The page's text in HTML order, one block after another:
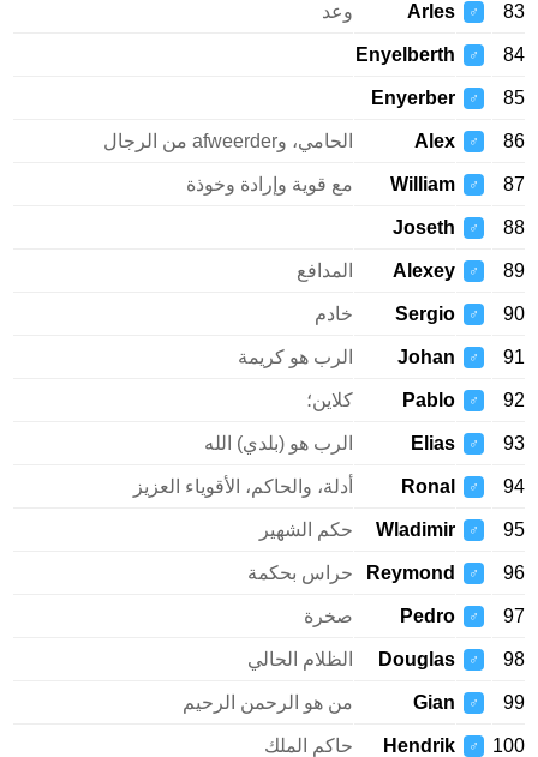
83
♂
Arles وعد
84
♂
Enyelberth
85
♂
Enyerber
86
♂
Alex الحامي، وafweerder من الرجال
87
♂
William مع قوية وإرادة وخوذة
88
♂
Joseth
89
♂
Alexey المدافع
90
♂
Sergio خادم
91
♂
Johan الرب هو كريمة
92
♂
Pablo كلاين؛
93
♂
Elias الرب هو (بلدي) الله
94
♂
Ronal أدلة، والحاكم، الأقوياء العزيز
95
♂
Wladimir حكم الشهير
96
♂
Reymond حراس بحكمة
97
♂
Pedro صخرة
98
♂
Douglas الظلام الحالي
99
♂
Gian من هو الرحمن الرحيم
100
♂
Hendrik حاكم الملك